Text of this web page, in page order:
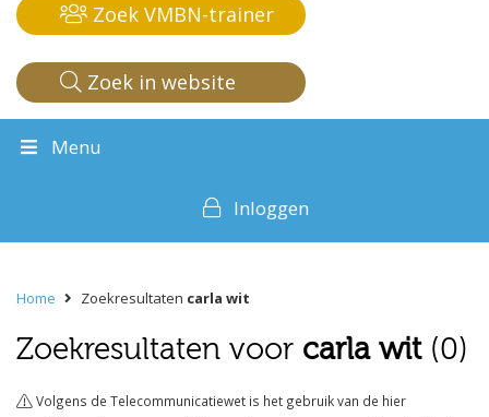
Zoek VMBN-trainer
Zoek in website
Menu
Inloggen
Home Zoekresultaten carla wit
Zoekresultaten voor carla wit(0)
Volgens de Telecommunicatiewet is het gebruik van de hier